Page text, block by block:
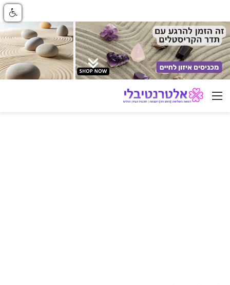
ניווט באתר